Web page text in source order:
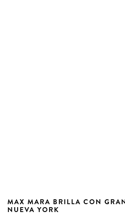
MAX MARA BRILLA CON
NUEVA YORK